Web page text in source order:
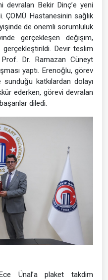
devralan Bekir Dinç’e yeni
ÇOMÜ Hastanesinin sağlık
de önemli sorumluluk
gerçekleşen değişim,
gerçekleştirildi. Devir teslim
Dr. Ramazan Cüneyt
yaptı. Erenoğlu, görev
katkılardan dolayı
ederken, görevi devralan
diledi.
Ünal’a plaket takdim